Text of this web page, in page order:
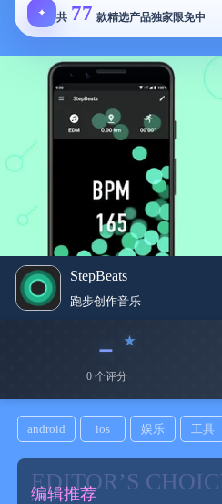
✦ 共 77 款精选产品独家限免中
StepBeats
跑步创作音‪乐‬
﹣
0 个评分
android ios 娱乐 工具
EDITOR’S
编辑推荐